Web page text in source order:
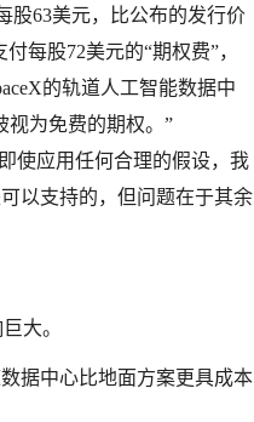
股63美元，比公布的发行价
每股72美元的“期权费”，
的轨道人工智能数据中
视为免费的期权。”
使应用任何合理的假设，我
以支持的，但问题在于其余
大。
据中心比地面方案更具成本